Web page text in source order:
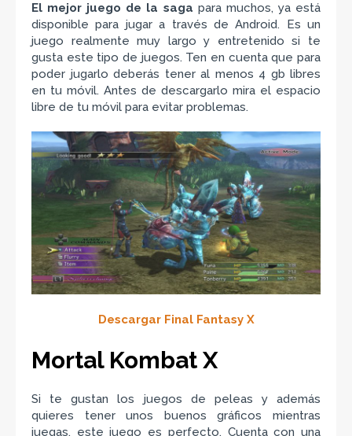
El mejor juego de la saga para muchos, ya está
disponible para jugar a través de Android. Es un
juego realmente muy largo y entretenido si te
gusta este tipo de juegos. Ten en cuenta que para
poder jugarlo deberás tener al menos 4 gb libres
en tu móvil. Antes de descargarlo mira el espacio
libre de tu móvil para evitar problemas.
Descargar Final Fantasy X
Mortal Kombat X
Si te gustan los juegos de peleas y además
quieres tener unos buenos gráficos mientras
juegas, este juego es perfecto. Cuenta con una